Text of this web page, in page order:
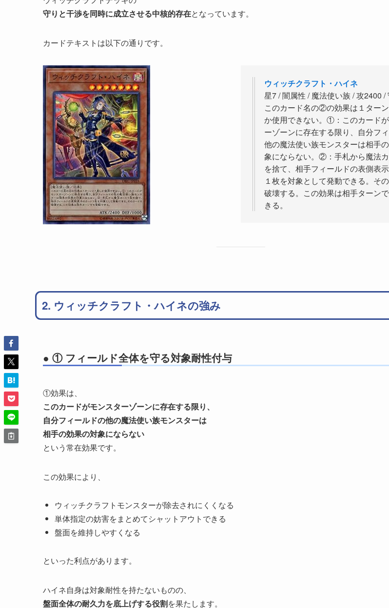
守りと干渉を同時に成立させる中核的存在となっています。
カードテキストは以下の通りです。
ウィッチクラフト・ハイネ
星7 / 闇属性 / 魔法使い族 / 攻2400 /
このカード名の②の効果は１ター
か使用できない。①：このカード
ーゾーンに存在する限り、自分フ
他の魔法使い族モンスターは相手
象にならない。②：手札から魔法
を捨て、相手フィールドの表側表
１枚を対象として発動できる。そ
破壊する。この効果は相手ターン
きる。
2. ウィッチクラフト・ハイネの強み
● ① フィールド全体を守る対象耐性付与
①効果は、
このカードがモンスターゾーンに存在する限り、
自分フィールドの他の魔法使い族モンスターは
相手の効果の対象にならない
という常在効果です。
この効果により、
ウィッチクラフトモンスターが除去されにくくなる
単体指定の妨害をまとめてシャットアウトできる
盤面を維持しやすくなる
といった利点があります。
ハイネ自身は対象耐性を持たないものの、
盤面全体の耐久力を底上げする役割を果たします。